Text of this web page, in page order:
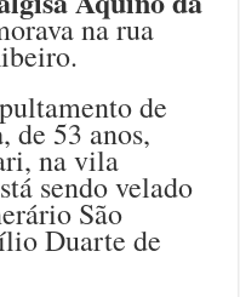
na rua
de
, de 53 anos,
na vila
sendo velado
São
Duarte de